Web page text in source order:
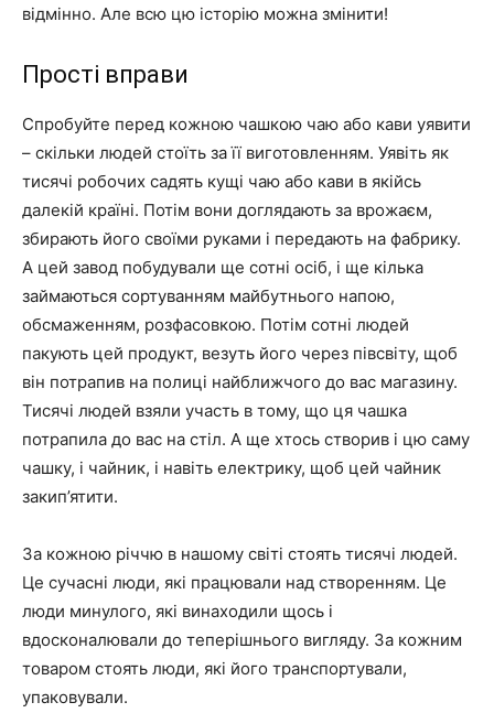
відмінно. Але всю цю історію можна змінити!
Прості вправи
Спробуйте перед кожною чашкою чаю або кави уявити
– скільки людей стоїть за її виготовленням. Уявіть як
тисячі робочих садять кущі чаю або кави в якійсь
далекій країні. Потім вони доглядають за врожаєм,
збирають його своїми руками і передають на фабрику.
А цей завод побудували ще сотні осіб, і ще кілька
займаються сортуванням майбутнього напою,
обсмаженням, розфасовкою. Потім сотні людей
пакують цей продукт, везуть його через півсвіту, щоб
він потрапив на полиці найближчого до вас магазину.
Тисячі людей взяли участь в тому, що ця чашка
потрапила до вас на стіл. А ще хтось створив і цю саму
чашку, і чайник, і навіть електрику, щоб цей чайник
закип’ятити.
За кожною річчю в нашому світі стоять тисячі людей.
Це сучасні люди, які працювали над створенням. Це
люди минулого, які винаходили щось і
вдосконалювали до теперішнього вигляду. За кожним
товаром стоять люди, які його транспортували,
упаковували.